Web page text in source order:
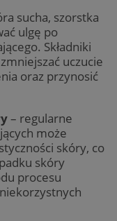
sucha, szorstka
ulgę po
Składniki
uczucie
oraz przynosić
– regularne
może
skóry, co
skóry
procesu